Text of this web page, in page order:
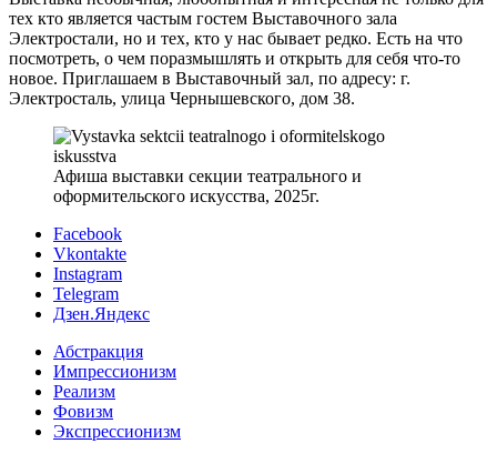
тех кто является частым гостем Выставочного зала
Электростали, но и тех, кто у нас бывает редко. Есть на что
посмотреть, о чем поразмышлять и открыть для себя что-то
новое. Приглашаем в Выставочный зал, по адресу: г.
Электросталь, улица Чернышевского, дом 38.
Афиша выставки секции театрального и
оформительского искусства, 2025г.
Facebook
Vkontakte
Instagram
Telegram
Дзен.Яндекс
Абстракция
Импрессионизм
Реализм
Фовизм
Экспрессионизм